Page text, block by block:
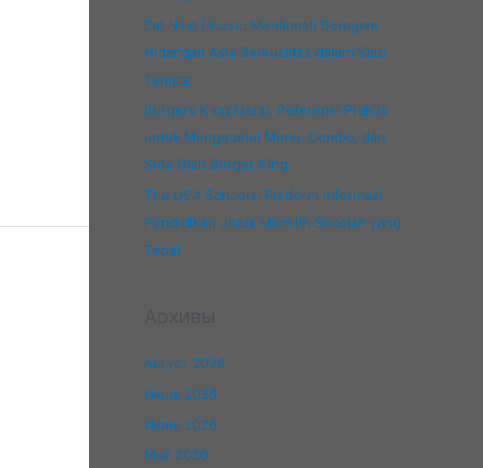
Eat Nine House: Menikmati Beragam
Hidangan Asia Berkualitas dalam Satu
Tempat
Burgers King Menu: Referensi Praktis
untuk Mengetahui Menu, Combo, dan
Side Dish Burger King
The USA Schools: Platform Informasi
Pendidikan untuk Memilih Sekolah yang
Tepat
Август 2026
Июль 2026
Июнь 2026
Май 2026